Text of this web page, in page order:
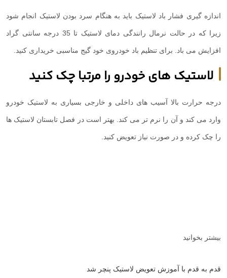
اندازه گیری فشار باد لاستیک باید به هنگام سرد بودن لاستیک انجام شود
زیرا که در حالت نرمال رانندگی دمای لاستیک تا 35 درجه سانتی گراد
افزایش می باد. برای تنظیم باد خودروی خود گیج مناسبی خریداری کنید.
لاستیک های خودرو را مرتبا چک کنید
درجه حرارت بالا آسیب های داخلی و خارجی بسیاری به لاستیک خودرو
وارد می کند و آن را نرم تر می کند. بهتر است در فصل تابستان لاستیک ها
را چک کرده و در صورت نیاز تعویض کنید.
بیشتر بخوانید
قدم به قدم با آموزش تعویض لاستیک پنچر شد